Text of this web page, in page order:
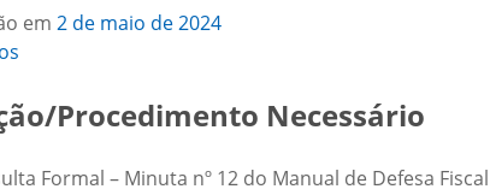
em 2 de maio de 2024
Procedimento Necessário
Formal – Minuta nº 12 do Manual de Defesa